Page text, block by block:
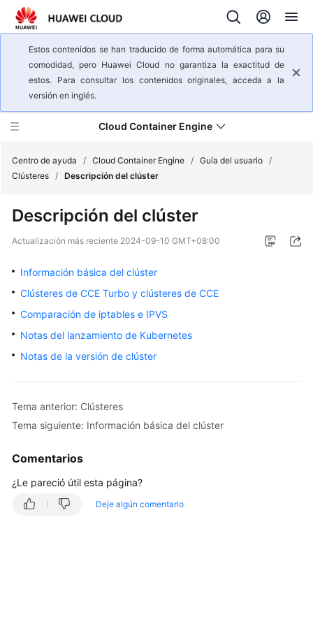
Estos contenidos se han traducido de forma automática para su
comodidad, pero Huawei Cloud no garantiza la exactitud de
estos. Para consultar los contenidos originales, acceda a la
versión en inglés.
Cloud Container Engine
general
del
iniciales
Guía
usuario
y
soluciones
alto
Clústeres
Centro de ayuda / Cloud Container Engine / Guía del usuario /
Clústeres / Descripción del clúster
Descripción del clúster
Actualización más reciente 2024-09-10 GMT+08:00
Información básica del clúster
Clústeres de CCE Turbo y clústeres de CCE
Comparación de iptables e IPVS
Notas del lanzamiento de Kubernetes
Notas de la versión de clúster
Tema anterior: Clústeres
Tema siguiente: Información básica del clúster
Comentarios
¿Le pareció útil esta página?
Deje algún comentario